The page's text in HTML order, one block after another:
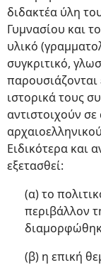
διδακτέα ύλη
Γυμνασίου και
υλικό
συγκριτικό,
παρουσιάζονται
ιστορικά τους
αντιστοιχούν σε
Ειδικότερα και
εξετασθεί:
(α) το
περιβάλλον
(β) η επική